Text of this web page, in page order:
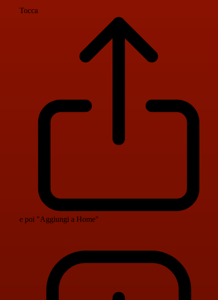
Tocca
e poi "Aggiungi a Home"